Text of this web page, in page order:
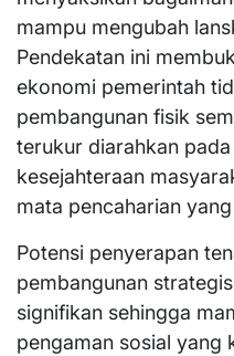
mampu mengubah
Pendekatan ini
ekonomi pemerintah
pembangunan fisik
terukur diarahkan
kesejahteraan
mata pencaharian
​Potensi penyerapan
pembangunan
signifikan sehingga
pengaman sosial yang